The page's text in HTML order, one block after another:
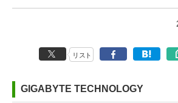
リスト
GIGABYTE TECHNOLOGY